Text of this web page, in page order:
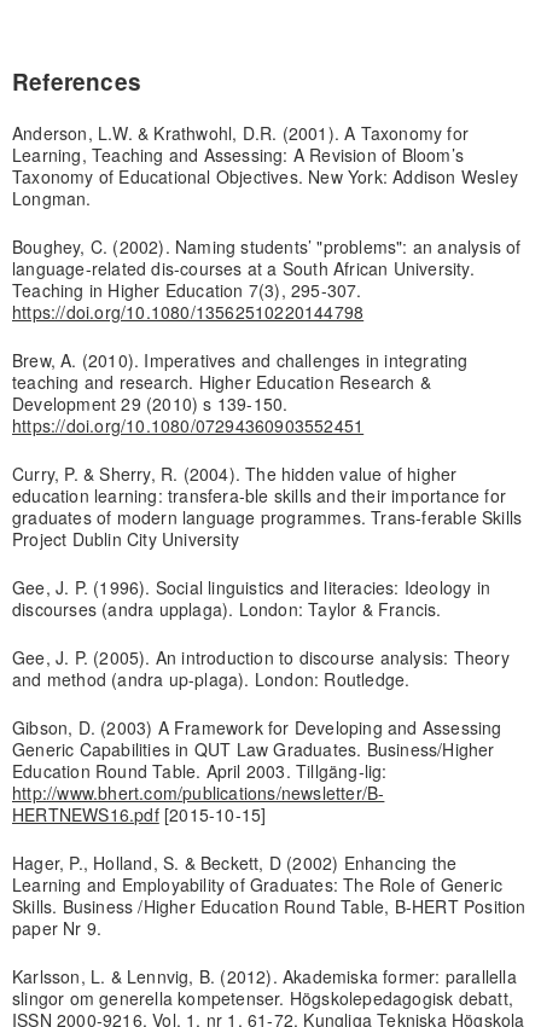
References
Anderson, L.W. & Krathwohl, D.R. (2001). A Taxonomy for
Learning, Teaching and Assessing: A Revision of Bloom’s
Taxonomy of Educational Objectives. New York: Addison Wesley
Longman.
Boughey, C. (2002). Naming students’ "problems": an analysis of
language-related dis-courses at a South African University.
Teaching in Higher Education 7(3), 295-307.
https://doi.org/10.1080/13562510220144798
Brew, A. (2010). Imperatives and challenges in integrating
teaching and research. Higher Education Research &
Development 29 (2010) s 139-150.
https://doi.org/10.1080/07294360903552451
Curry, P. & Sherry, R. (2004). The hidden value of higher
education learning: transfera-ble skills and their importance for
graduates of modern language programmes. Trans-ferable Skills
Project Dublin City University
Gee, J. P. (1996). Social linguistics and literacies: Ideology in
discourses (andra upplaga). London: Taylor & Francis.
Gee, J. P. (2005). An introduction to discourse analysis: Theory
and method (andra up-plaga). London: Routledge.
Gibson, D. (2003) A Framework for Developing and Assessing
Generic Capabilities in QUT Law Graduates. Business/Higher
Education Round Table. April 2003. Tillgäng-lig:
http://www.bhert.com/publications/newsletter/B-
HERTNEWS16.pdf[2015-10-15]
Hager, P., Holland, S. & Beckett, D (2002) Enhancing the
Learning and Employability of Graduates: The Role of Generic
Skills. Business /Higher Education Round Table, B-HERT Position
paper Nr 9.
Karlsson, L. & Lennvig, B. (2012). Akademiska former: parallella
slingor om generella kompetenser. Högskolepedagogisk debatt,
ISSN 2000-9216, Vol. 1, nr 1, 61-72. Kungliga Tekniska Högskola